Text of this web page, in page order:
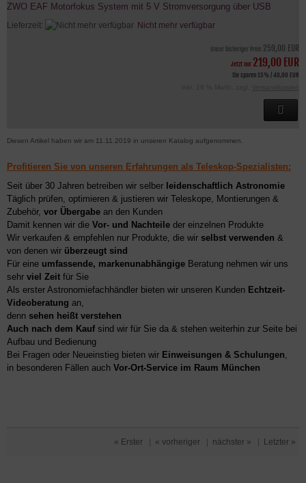
ZWO EAF Motorfokus System mit 5 V Stromversorgung über USB
Lieferzeit: Nicht mehr verfügbar
Unser bisheriger Preis 259,00 EUR
Jetzt nur 219,00 EUR
Sie sparen 15% / 40,00 EUR
Diesen Artikel haben wir am 11.11.2019 in unseren Katalog aufgenommen.
Profitieren Sie von unseren Erfahrungen als Teleskop-Spezialisten:
Seit über 30 Jahren betreiben wir selber leidenschaftlich Astronomie
Täglich prüfen, optimieren & justieren wir Teleskope, Montierungen &
Zubehör, vor Übergabe an den Kunden
Damit kennen wir die Vor- und Nachteile der einzelnen Produkte
Wir verkaufen & empfehlen nur Produkte, die wir selbst verwenden &
von denen wir überzeugt sind
Für eine umfassende, markenunabhängige Beratung nehmen wir uns
sehr viel Zeit für Sie
Als erster Astronomiefachhändler bieten wir unseren Kunden Echtzeit-
Videoberatung an,
denn sehen heißt verstehen
Auch nach dem Kaufsind wir für Sie da & stehen weiterhin zur Seite bei
Aufbau und Bedienung
Bei Fragen oder Neueinstieg bieten wir Einweisungen & Schulungen
in besonderen Fällen auch Vor-Ort-Service im Raum München
« Erster | « vorheriger | nächster » | Letzter »